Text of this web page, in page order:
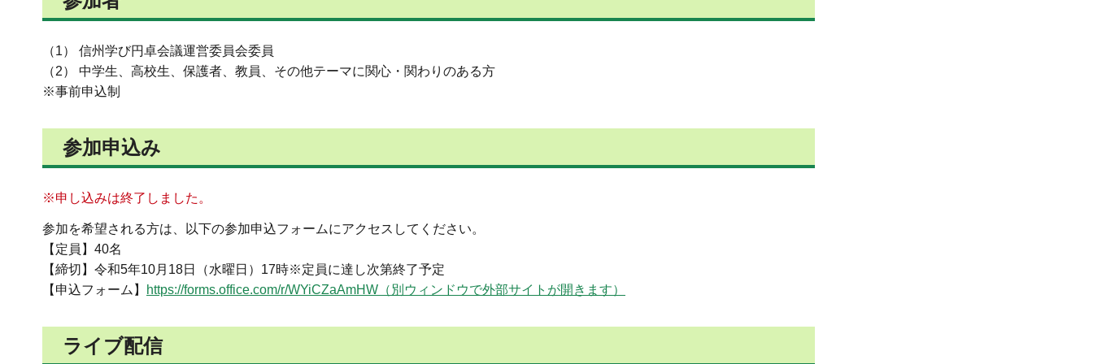
（1） 信州学び円卓会議運営委員会委員
（2） 中学生、高校生、保護者、教員、その他テーマに関心・関わりのある方
※事前申込制
参加申込み
※申し込みは終了しました。
参加を希望される方は、以下の参加申込フォームにアクセスしてください。
【定員】40名
【締切】令和5年10月18日（水曜日）17時※定員に達し次第終了予定
【申込フォーム】
https://forms.office.com/r/WYiCZaAmHW（別ウィンドウで外部サイトが開きます）
ライブ配信